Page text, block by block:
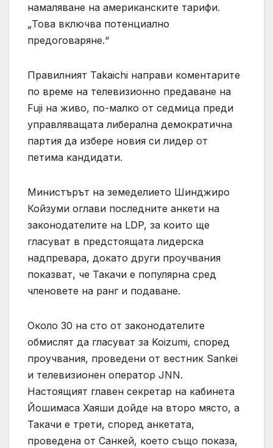
намаляване на американските тарифи.
„Това включва потенциално
предоговаряне.“
Правилният Takaichi направи коментарите
по време на телевизионно предаване на
Fuji на живо, по-малко от седмица преди
управляващата либерална демократична
партия да избере новия си лидер от
петима кандидати.
Министърът на земеделието Шинджиро
Койзуми оглави последните анкети на
законодателите на LDP, за които ще
гласуват в предстоящата лидерска
надпревара, докато други проучвания
показват, че Такачи е популярна сред
членовете на ранг и подаване.
Около 30 на сто от законодателите
обмислят да гласуват за Koizumi, според
проучвания, проведени от вестник Sankei
и телевизионен оператор JNN.
Настоящият главен секретар на кабинета
Йошимаса Хаяши дойде на второ място, а
Такачи е трети, според анкетата,
проведена от Санкей, което също показа,